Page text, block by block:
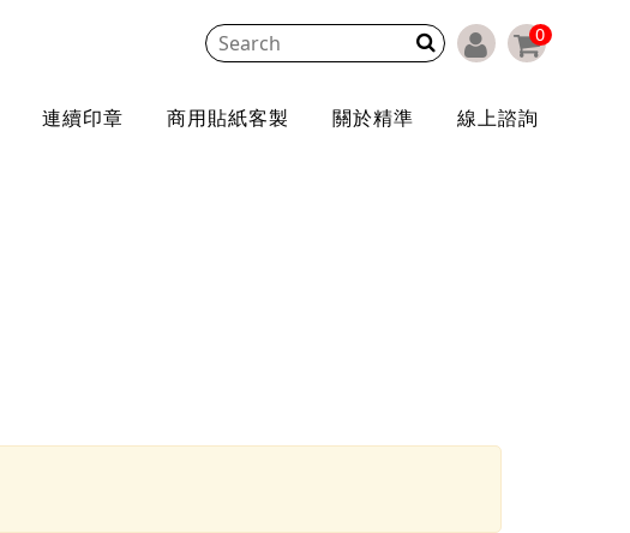
0
連續印章 商用貼紙客製 關於精準 線上諮詢